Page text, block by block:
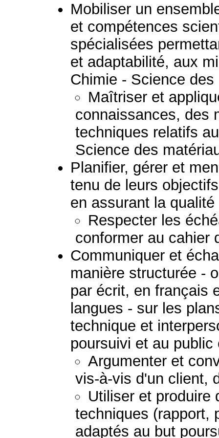
Mobiliser un
et compétences
spécialisées
et adaptabilité, aux
Chimie - Science
Maîtriser et
connaissances, des
techniques relatifs
Science des
Planifier, gérer et
tenu de leurs
en assurant la
Respecter les
conformer au cahier
Communiquer et
manière structurée -
par écrit, en français
langues - sur les
technique et
poursuivi et au public
Argumenter et
vis-à-vis d'un client,
Utiliser et produire
techniques (rapport,
adaptés au but